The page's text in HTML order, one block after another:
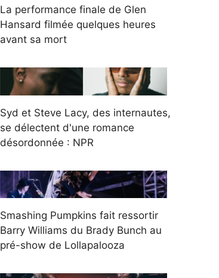
La performance finale de Glen
Hansard filmée quelques heures
avant sa mort
Syd et Steve Lacy, des internautes,
se délectent d'une romance
désordonnée : NPR
Smashing Pumpkins fait ressortir
Barry Williams du Brady Bunch au
pré-show de Lollapalooza